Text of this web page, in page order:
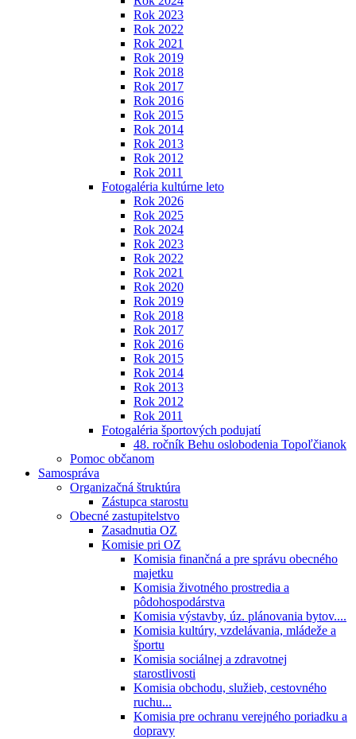
Rok 2023
Rok 2022
Rok 2021
Rok 2019
Rok 2018
Rok 2017
Rok 2016
Rok 2015
Rok 2014
Rok 2013
Rok 2012
Rok 2011
Fotogaléria kultúrne leto
Rok 2026
Rok 2025
Rok 2024
Rok 2023
Rok 2022
Rok 2021
Rok 2020
Rok 2019
Rok 2018
Rok 2017
Rok 2016
Rok 2015
Rok 2014
Rok 2013
Rok 2012
Rok 2011
Fotogaléria športových podujatí
48. ročník Behu oslobodenia Topoľčianok
Pomoc občanom
Samospráva
Organizačná štruktúra
Zástupca starostu
Obecné zastupitelstvo
Zasadnutia OZ
Komisie pri OZ
Komisia finančná a pre správu obecného
majetku
Komisia životného prostredia a
pôdohospodárstva
Komisia výstavby, úz. plánovania bytov....
Komisia kultúry, vzdelávania, mládeže a
športu
Komisia sociálnej a zdravotnej
starostlivosti
Komisia obchodu, služieb, cestovného
ruchu...
Komisia pre ochranu verejného poriadku a
dopravy